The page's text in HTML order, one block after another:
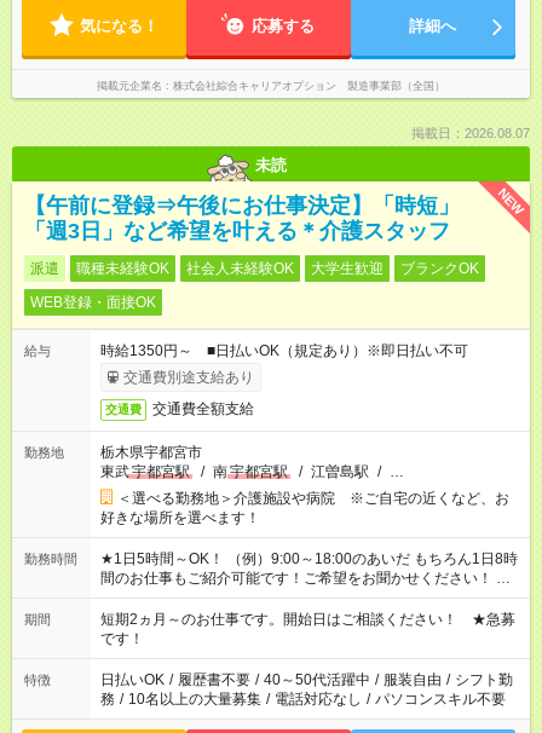
気になる！ 応募する 詳細へ
掲載元企業名 株式会社綜合キャリアオプション 製造事業部（全国）
掲載日：2026.08.07
未読
NEW
【午前に登録⇒午後にお仕事決定】「時短」
「週3日」など希望を叶える＊介護スタッフ
派遣 職種未経験OK 社会人未経験OK 大学生歓迎
ブランクOK
WEB登録・面接OK
給与
時給1350円～ ■日払いOK（規定あり）※即日払い不可
交通費別途支給あり
交通費 交通費全額支給
勤務地
栃木県宇都宮市
東武宇都宮駅 / 南宇都宮駅 / 江曽島駅 / …
＜選べる勤務地＞介護施設や病院 ※ご自宅の近くなど、お
好きな場所を選べます！
勤務時間
★1日5時間～OK！ （例）9:00～18:00のあいだ もちろん1日8時
間のお仕事もご紹介可能です！ご希望をお聞かせください！ ※
週最低15時間以上の勤務が必要です
期間
短期2ヵ月～のお仕事です。開始日はご相談ください！ ★急募
です！
特徴 日払いOK / 履歴書不要 / 40～50代活躍中 / 服装自由 / シフト勤
務 / 10名以上の大量募集 / 電話対応なし / パソコンスキル不要